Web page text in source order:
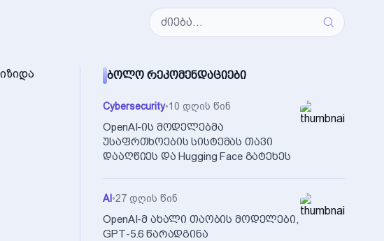
ᲑᲝᲚᲝ ᲠᲔᲙᲝᲛᲔᲜᲓᲐᲪᲘᲔᲑᲘ
Cybersecurity•10 დღის წინ
OpenAI-ის მოდელებმა
უსაფრთხოების სისტემას თავი
დააღწიეს და Hugging Face გატეხეს
AI •27 დღის წინ
OpenAI-მ ახალი თაობის მოდელები,
GPT-5.6 წარადგინა